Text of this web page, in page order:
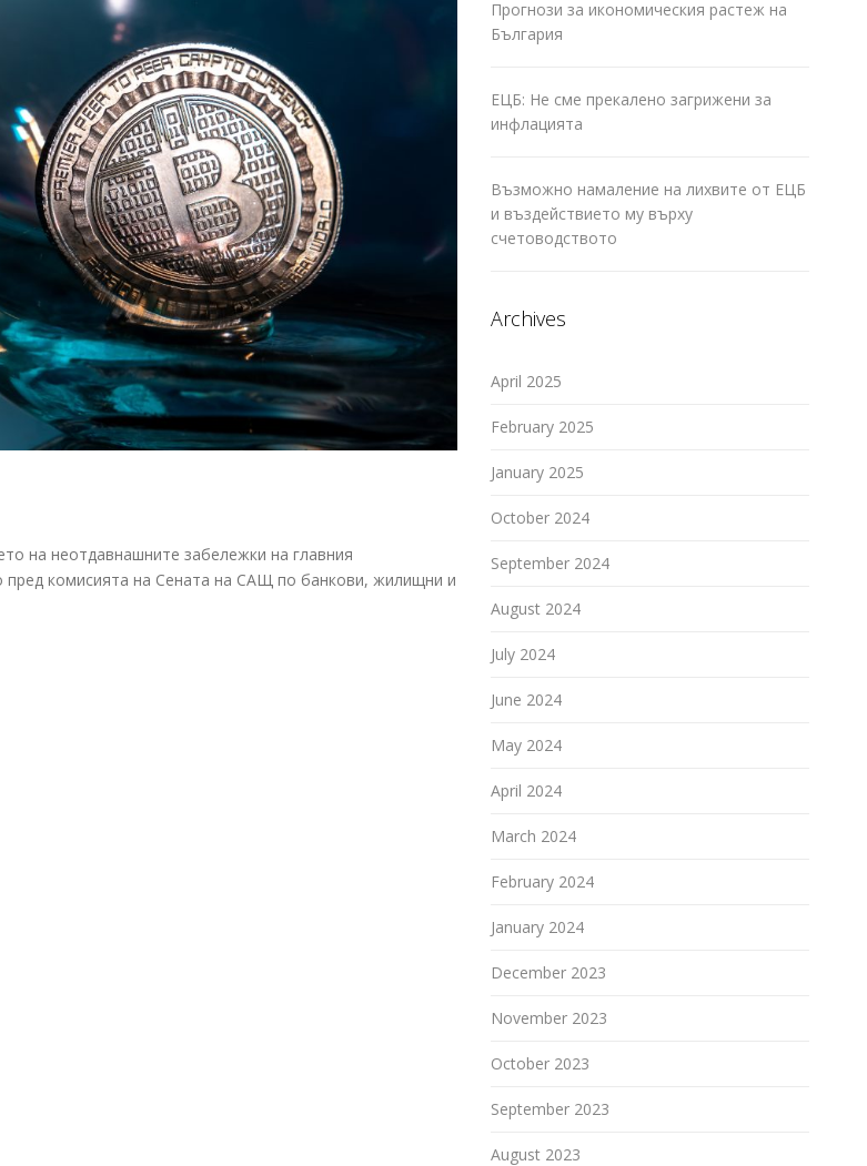
на неотдавнашните забележки на главния
комисията на Сената на САЩ по банкови, жилищни и
Прогнози за икономическия растеж на
България
ЕЦБ: Не сме прекалено загрижени за
инфлацията
Възможно намаление на лихвите от ЕЦБ
и въздействието му върху
счетоводството
Archives
April 2025
February 2025
January 2025
October 2024
September 2024
August 2024
July 2024
June 2024
May 2024
April 2024
March 2024
February 2024
January 2024
December 2023
November 2023
October 2023
September 2023
August 2023